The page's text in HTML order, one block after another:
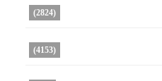
(2824)
(4153)